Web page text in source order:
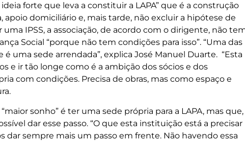
forte que leva a constituir a LAPA” que é a construção
domiciliário e, mais tarde, não excluir a hipótese de
uma IPSS, a associação, de acordo com o dirigente, não
Social “porque não tem condições para isso”. “Uma das
uma sede arrendada”, explica José Manuel Duarte. “Esta
e ir tão longe como é a ambição dos sócios e dos
com condições. Precisa de obras, mas como espaço e
sonho” é ter uma sede própria para a LAPA, mas que,
dar esse passo. “O que esta instituição está a precisar
dar sempre mais um passo em frente. Não havendo essa